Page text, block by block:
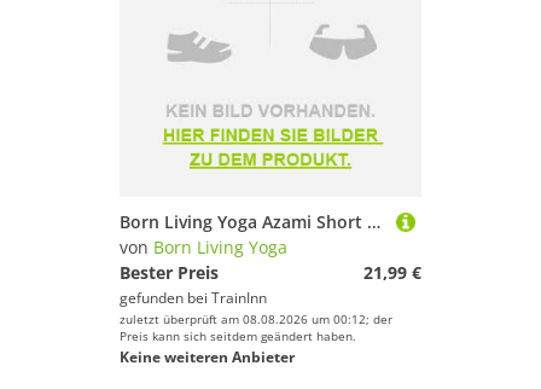
Born Living Yoga Azami Short Sleeve T-shirt Grün M Frau
von Born Living Yoga
Bester Preis
21,99 €
gefunden bei TrainInn
zuletzt überprüft am 08.08.2026 um 00:12; der
Preis kann sich seitdem geändert haben.
Keine weiteren Anbieter